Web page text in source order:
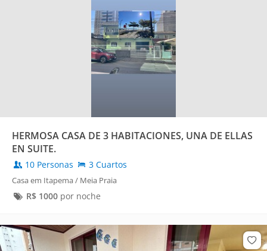
HERMOSA CASA DE 3 HABITACIONES, UNA DE ELLAS
EN SUITE.
10 Personas 3 Cuartos
Casa em Itapema / Meia Praia
R$ 1000por noche